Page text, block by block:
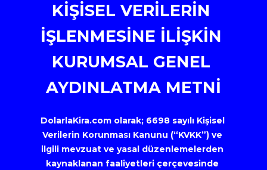
KİŞİSEL VERİLERİN
İŞLENMESİNE İLİŞKİN
KURUMSAL GENEL
AYDINLATMA METNİ
DolarlaKira.com olarak; 6698 sayılı Kişisel
Verilerin Korunması Kanunu (“KVKK”) ve
ilgili mevzuat ve yasal düzenlemelerden
kaynaklanan faaliyetleri çerçevesinde